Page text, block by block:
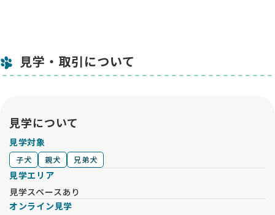
見学・取引について
見学について
見学対象
子犬 親犬 兄弟犬
見学エリア
見学スペースあり
オンライン見学